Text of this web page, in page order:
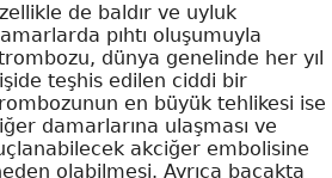
de baldır ve uyluk
pıhtı oluşumuyla
dünya genelinde her yıl
teşhis edilen ciddi bir
en büyük tehlikesi ise
damarlarına ulaşması ve
akciğer embolisine
olabilmesi. Ayrıca bacakta